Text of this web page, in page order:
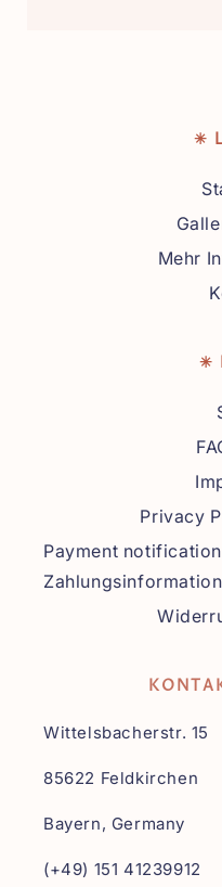
✳
Mehr
✳
Privacy
Payment
Wittelsbacherstr. 15
85622 Feldkirchen
Bayern, Germany
(+49) 151 41239912